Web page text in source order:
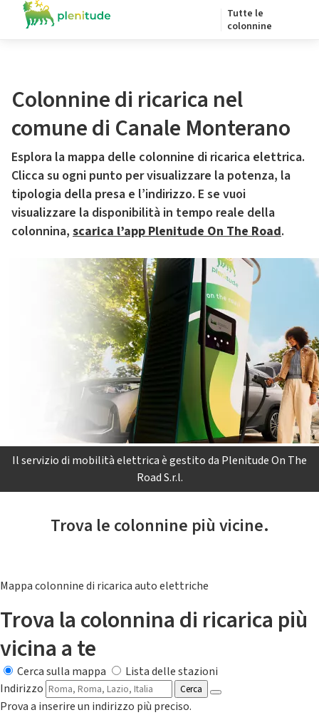
Tutte le
colonnine
Colonnine di ricarica nel
comune di Canale Monterano
Esplora la mappa delle colonnine di ricarica elettrica.
Clicca su ogni punto per visualizzare la potenza, la
tipologia della presa e l’indirizzo. E se vuoi
visualizzare la disponibilità in tempo reale della
colonnina, scarica l’app Plenitude On The Road.
Il servizio di mobilità elettrica è gestito da Plenitude On The
Road S.r.l.
Trova le colonnine più vicine.
Mappa colonnine di ricarica auto elettriche
Trova la colonnina di ricarica più
vicina a te
Cerca sulla mappa
Lista delle stazioni
Indirizzo
Cerca
Prova a inserire un indirizzo più preciso.